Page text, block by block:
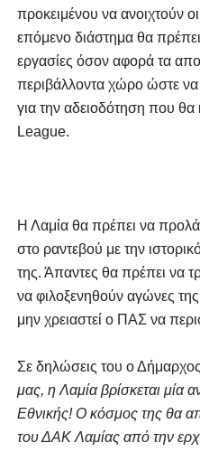
προκειμένου να ανοιχτούν
επόμενο διάστημα θα
εργασίες όσον αφορά τα
περιβάλλοντα χώρο ώστε να
για την αδειοδότηση που θα
League.
Η Λαμία θα πρέπει να
στο ραντεβού με την
της. Άπαντες θα πρέπει να
να φιλοξενηθούν αγώνες
μην χρειαστεί ο ΠΑΣ να
Σε δηλώσεις του ο
μας, η Λαμία βρίσκεται μία
Εθνικής! Ο κόσμος της θα
του ΔΑΚ Λαμίας από την